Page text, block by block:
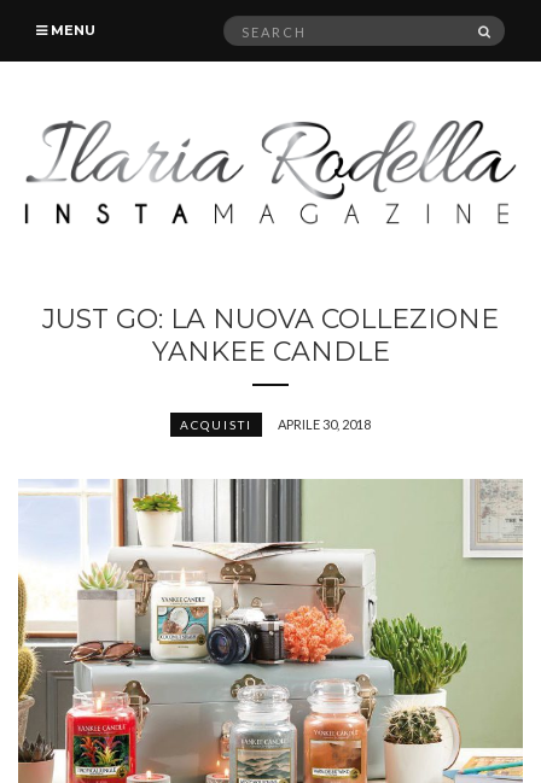
MENU
Search
JUST GO: LA NUOVA COLLEZIONE
YANKEE CANDLE
ACQUISTI APRILE 30, 2018